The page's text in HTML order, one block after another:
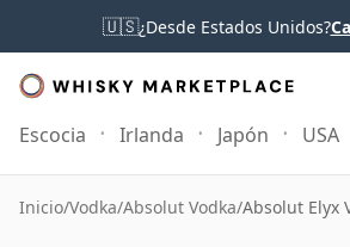
🇺🇸¿Desde Estados Unidos?
Escocia Irlanda Japón USA
Inicio/Vodka/Absolut Vodka/Absolut Elyx